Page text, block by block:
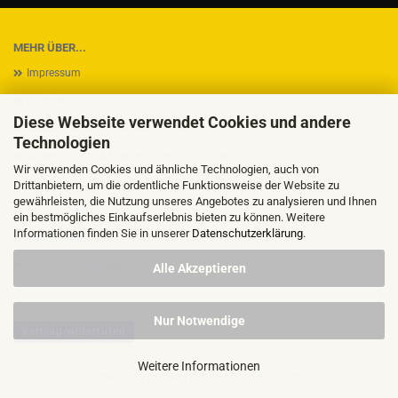
Diese Webseite verwendet Cookies und andere
Technologien
Wir verwenden Cookies und ähnliche Technologien, auch von
Drittanbietern, um die ordentliche Funktionsweise der Website zu
gewährleisten, die Nutzung unseres Angebotes zu analysieren und Ihnen
ein bestmögliches Einkaufserlebnis bieten zu können. Weitere
Informationen finden Sie in unserer Datenschutzerklärung.
Alle Akzeptieren
Nur Notwendige
Weitere Informationen
MEHR ÜBER...
Impressum
Versand- & Zahlungsbedingungen
Widerrufsrecht & Muster-Widerrufsformular
AGB
Privatsphäre und Datenschutz
Callback Service